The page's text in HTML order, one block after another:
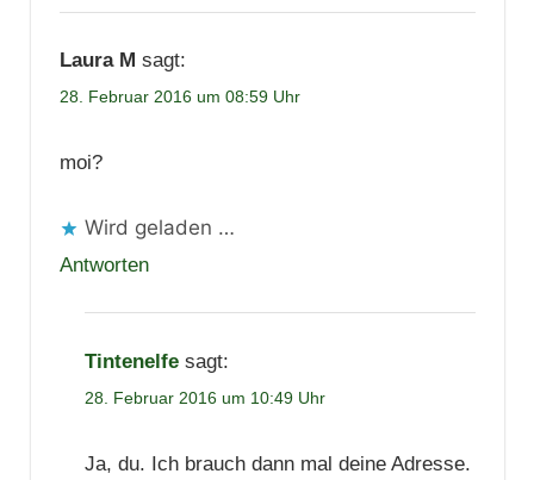
Laura M sagt:
28. Februar 2016 um 08:59 Uhr
moi?
Wird geladen …
Antworten
Tintenelfe sagt:
28. Februar 2016 um 10:49 Uhr
Ja, du. Ich brauch dann mal deine Adresse.